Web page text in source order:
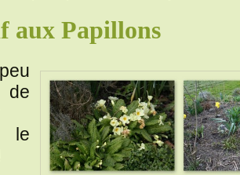
aux Papillons
de
le